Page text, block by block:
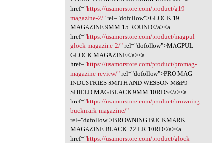
href="https://usamorstore.com/product/g19-
magazine-2/"rel="dofollow">GLOCK 19
MAGAZINE 9MM 15 ROUND</a><a
href="https://usamorstore.com/product/magpul-
glock-magazine-2/"rel="dofollow">MAGPUL
GLOCK MAGAZINE</a><a
href="https://usamorstore.com/product/promag-
magazine-review/"rel="dofollow">PRO MAG
INDUSTRIES SMITH AND WESSON M&P9
SHIELD MAG BLACK 9MM 10RDS</a><a
href="https://usamorstore.com/product/browning-
buckmark-magazine/"
rel="dofollow">BROWNING BUCKMARK
MAGAZINE BLACK .22 LR 10RD</a><a
href="https://usamorstore.com/product/glock-